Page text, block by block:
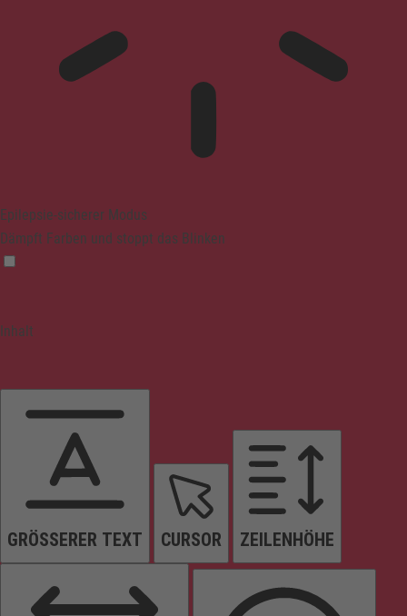
Epilepsie-sicherer Modus
Dämpft Farben und stoppt das Blinken
Inhalt
GRÖSSERER TEXT CURSOR ZEILENHÖHE